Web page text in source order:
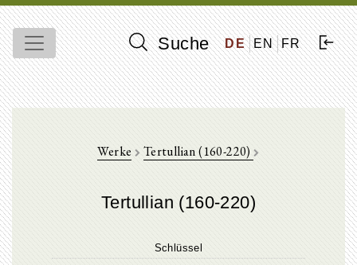
Suche DE EN FR
Werke Tertullian (160-220)
Tertullian (160-220)
Schlüssel